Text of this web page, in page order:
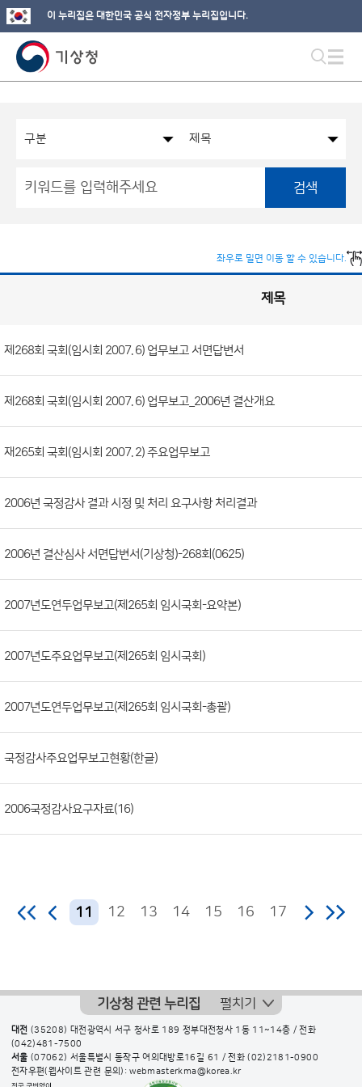
이 누리집은 대한민국 공식 전자정부 누리집입니다.
검색
좌우로 밀면 이동 할 수 있습니다.
보
공
개
게
록
호,
분
류,
제
목,
부
서,
첨
부
파
록
일,
조
회
수)
제목
제268회 국회(임시회 2007. 6) 업무보고 서면답변서
제268회 국회(임시회 2007. 6) 업무보고_2006년 결산개요
재265회 국회(임시회 2007. 2) 주요업무보고
2006년 국정감사 결과 시정 및 처리 요구사항 처리결과
2006년 결산심사 서면답변서(기상청)-268회(0625)
2007년도연두업무보고(제265회 임시국회-요약본)
2007년도주요업무보고(제265회 임시국회)
2007년도연두업무보고(제265회 임시국회-총괄)
국정감사주요업무보고현황(한글)
2006국정감사요구자료(16)
11 12 13 14 15 16 17
기상청 관련 누리집 펼치기
대전 (35208) 대전광역시 서구 청사로 189 정부대전청사 1동 11~14층 / 전화
(042)481-7500
서울 (07062) 서울특별시 동작구 여의대방로16길 61 / 전화(02)2181-0900
전자우편(웹사이트 관련 문의): webmasterkma@korea.kr